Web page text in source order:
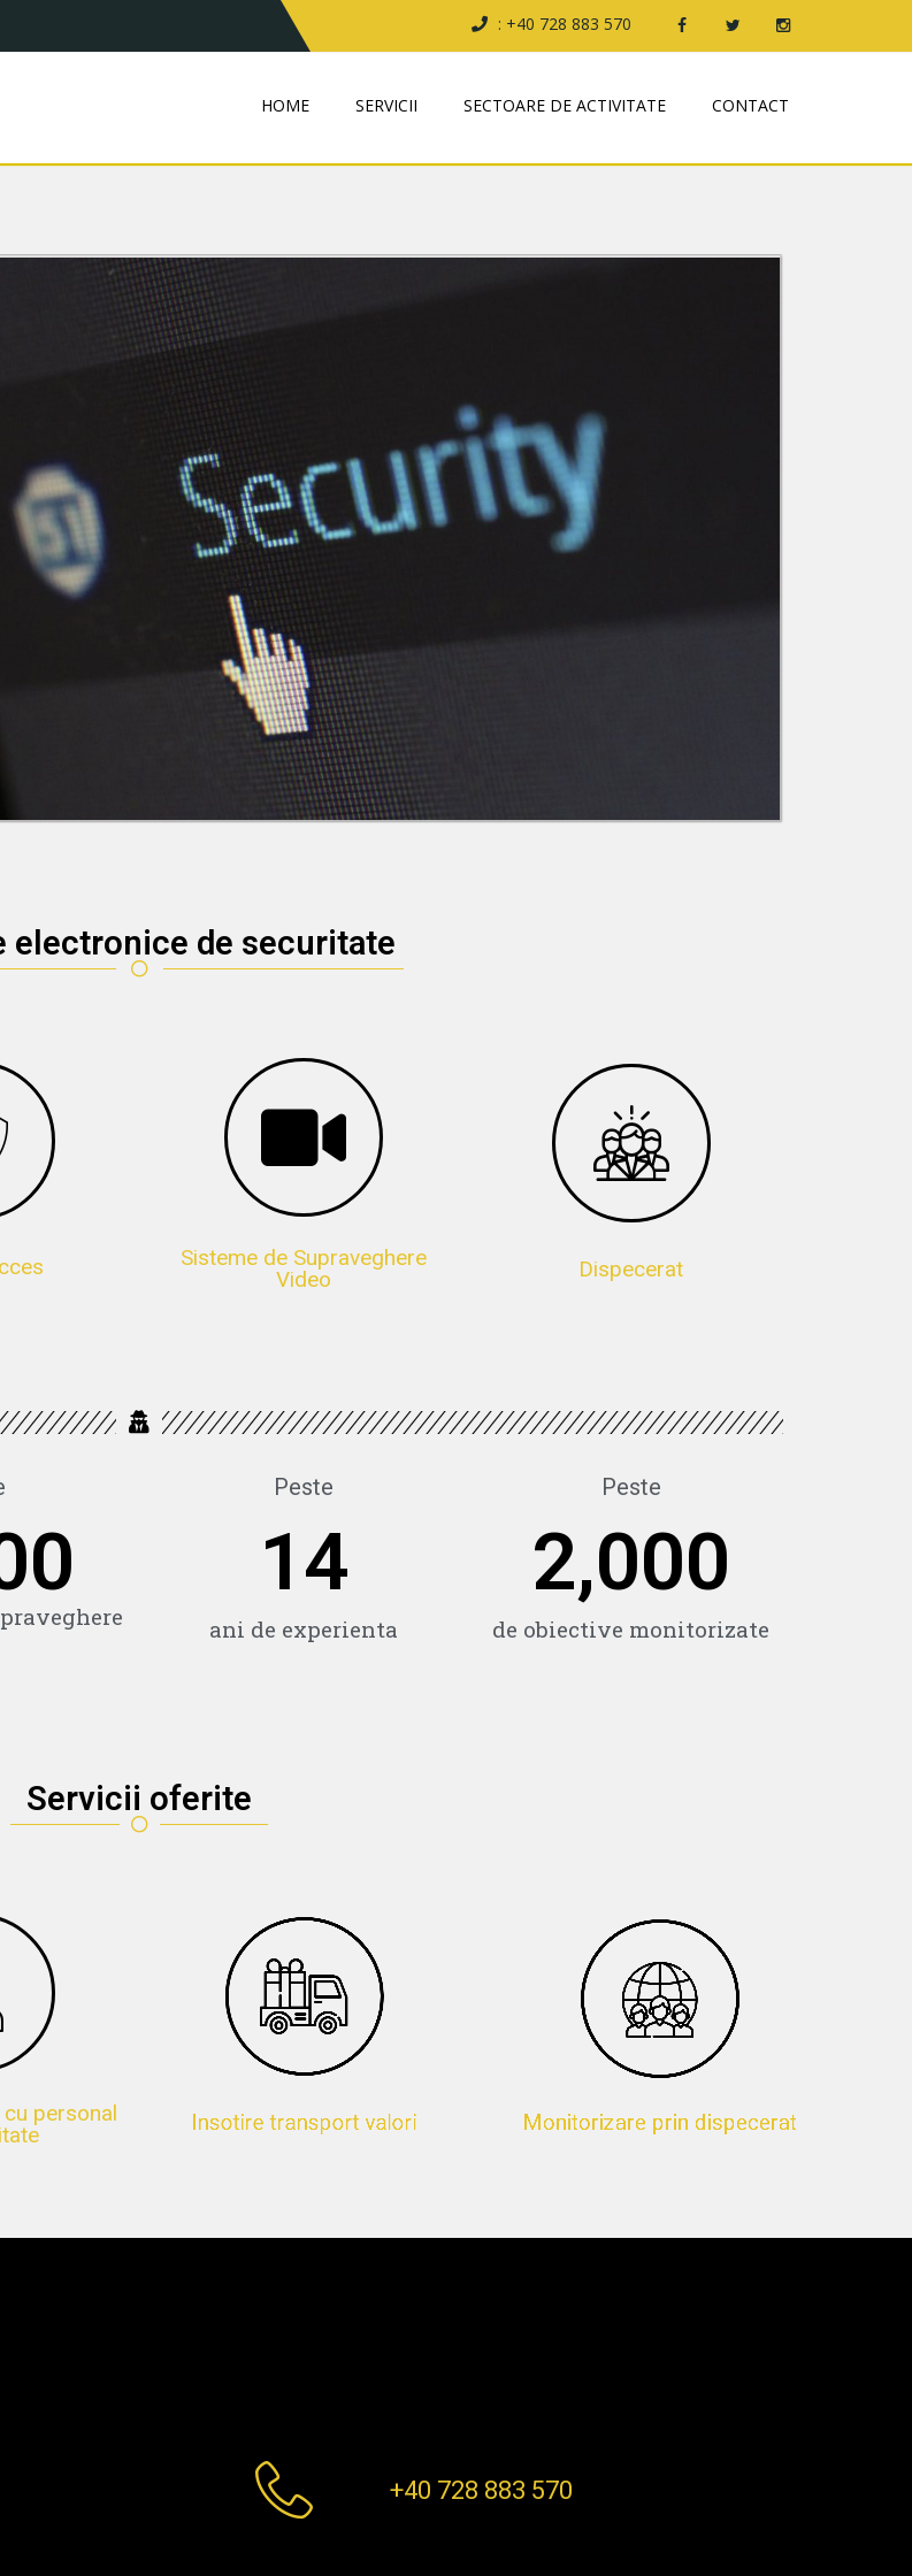
: +40 728 883 570
HOME SERVICII SECTOARE DE ACTIVITATE CONTACT
electronice de securitate
Sisteme de Supraveghere
Video
Dispecerat
Peste
ani de experienta
14
Peste
de obiective monitorizate
2,000
Servicii oferite
personal
Insotire transport valori Monitorizare prin dispecerat
+40 728 883 570